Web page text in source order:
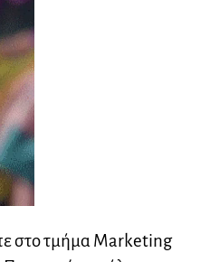
στο τμήμα Marketing